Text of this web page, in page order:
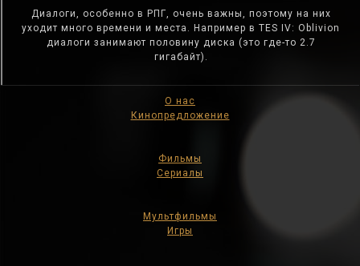
Диалоги, особенно в РПГ, очень важны, поэтому на них
уходит много времени и места. Например в TES IV: Oblivion
диалоги занимают половину диска (это где-то 2.7
гигабайт).
О нас
Кинопредложение
Фильмы
Сериалы
Мультфильмы
Игры